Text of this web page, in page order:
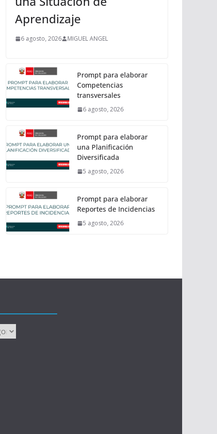
Aprendizaje
6 agosto, 2026 MIGUEL ANGEL
Prompt para elaborar
Competencias
transversales
6 agosto, 2026
Prompt para elaborar
una Planificación
Diversificada
5 agosto, 2026
Prompt para elaborar
Reportes de Incidencias
5 agosto, 2026